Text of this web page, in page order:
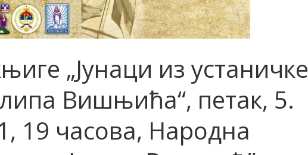
„Јунаци из устаничке
Вишњића“, петак, 5.
19 часова, Народна